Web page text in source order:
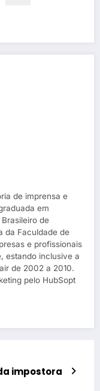
de imprensa e
em
de
da Faculdade de
e profissionais
estando inclusive a
de 2002 a 2010.
pelo HubSopt
impostora